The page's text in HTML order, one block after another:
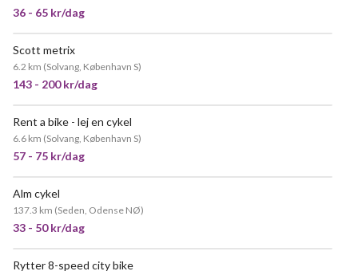
36 - 65 kr/dag
Scott metrix
6.2 km (Solvang, København S)
143 - 200 kr/dag
Rent a bike - lej en cykel
6.6 km (Solvang, København S)
57 - 75 kr/dag
Alm cykel
137.3 km (Seden, Odense NØ)
33 - 50 kr/dag
Rytter 8-speed city bike